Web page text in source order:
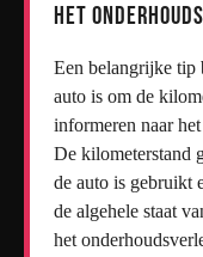
het
Een belangrijke tip
auto is om de
informeren naar
De kilometerstand
de auto is gebruikt
de algehele staat
het